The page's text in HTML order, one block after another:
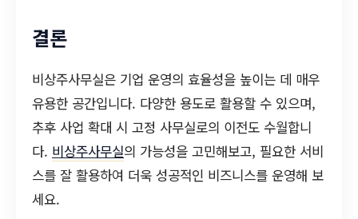
결론
비상주사무실은 기업 운영의 효율성을 높이는 데 매우
유용한 공간입니다. 다양한 용도로 활용할 수 있으며,
추후 사업 확대 시 고정 사무실로의 이전도 수월합니
다. 비상주사무실의 가능성을 고민해보고, 필요한 서비
스를 잘 활용하여 더욱 성공적인 비즈니스를 운영해 보
세요.